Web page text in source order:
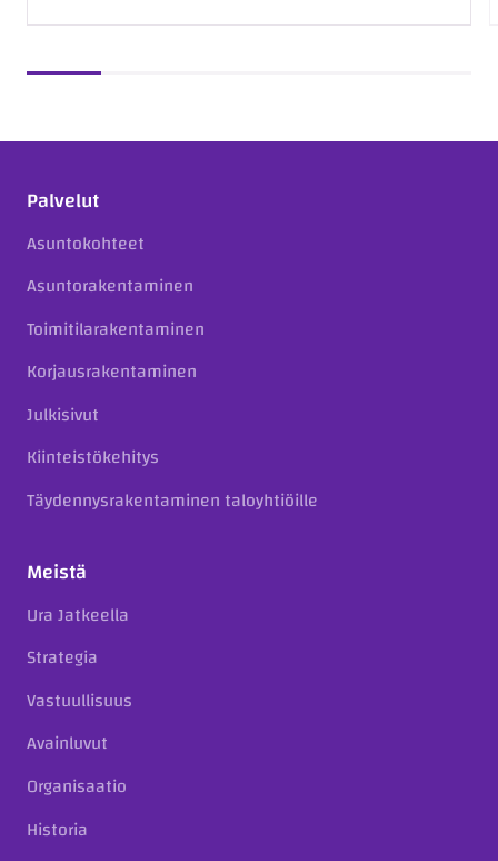
Palvelut
Asuntokohteet
Asuntorakentaminen
Toimitilarakentaminen
Korjausrakentaminen
Julkisivut
Kiinteistökehitys
Täydennysrakentaminen taloyhtiöille
Meistä
Ura Jatkeella
Strategia
Vastuullisuus
Avainluvut
Organisaatio
Historia